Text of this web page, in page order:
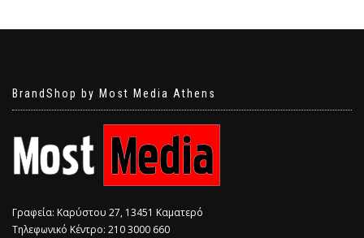
BrandShop by Most Media Athens
Γραφεία: Καρύστου 27, 13451 Καματερό
Τηλεφωνικό Κέντρο: 210 3000 660